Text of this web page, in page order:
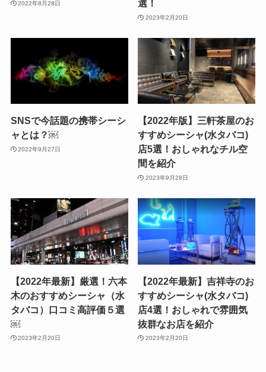
2022年8月28日
選！
2023年2月20日
SNSで今話題の携帯シーシ
ャとは？￼
2022年9月27日
【2022年版】三軒茶屋のお
すすめシーシャ(水タバコ)
店5選！おしゃれなチル空
間を紹介
2023年9月28日
【2022年最新】厳選！六本
木のおすすめシーシャ（水
タバコ）口コミ高評価５選
￼
2023年2月20日
【2022年最新】吉祥寺のお
すすめシーシャ(水タバコ)
店4選！おしゃれで雰囲気
抜群なお店を紹介
2023年2月20日